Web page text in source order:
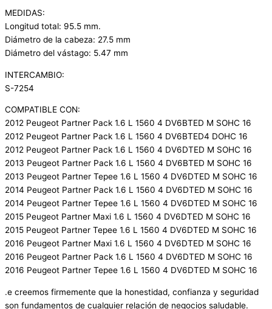
MEDIDAS:
Longitud total: 95.5 mm.
Diámetro de la cabeza: 27.5 mm
Diámetro del vástago: 5.47 mm
INTERCAMBIO:
S-7254
COMPATIBLE CON:
2012 Peugeot Partner Pack 1.6 L 1560 4 DV6BTED M SOHC 16
2012 Peugeot Partner Pack 1.6 L 1560 4 DV6BTED4 DOHC 16
2012 Peugeot Partner Pack 1.6 L 1560 4 DV6DTED M SOHC 16
2013 Peugeot Partner Pack 1.6 L 1560 4 DV6BTED M SOHC 16
2013 Peugeot Partner Tepee 1.6 L 1560 4 DV6DTED M SOHC 16
2014 Peugeot Partner Pack 1.6 L 1560 4 DV6DTED M SOHC 16
2014 Peugeot Partner Tepee 1.6 L 1560 4 DV6DTED M SOHC 16
2015 Peugeot Partner Maxi 1.6 L 1560 4 DV6DTED M SOHC 16
2015 Peugeot Partner Tepee 1.6 L 1560 4 DV6DTED M SOHC 16
2016 Peugeot Partner Maxi 1.6 L 1560 4 DV6DTED M SOHC 16
2016 Peugeot Partner Pack 1.6 L 1560 4 DV6DTED M SOHC 16
2016 Peugeot Partner Tepee 1.6 L 1560 4 DV6DTED M SOHC 16
.e creemos firmemente que la honestidad, confianza y seguridad
son fundamentos de cualquier relación de negocios saludable.